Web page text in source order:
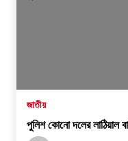
জাতীয়
পুলিশ কোনো দলের লাঠিয়াল